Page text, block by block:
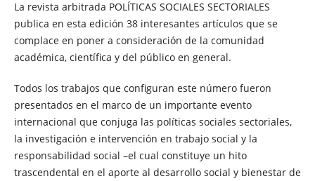
La revista arbitrada POLÍTICAS SOCIALES SECTORIALES
publica en esta edición 38 interesantes artículos que se
complace en poner a consideración de la comunidad
académica, científica y del público en general.
Todos los trabajos que configuran este número fueron
presentados en el marco de un importante evento
internacional que conjuga las políticas sociales sectoriales,
la investigación e intervención en trabajo social y la
responsabilidad social –el cual constituye un hito
trascendental en el aporte al desarrollo social y bienestar de